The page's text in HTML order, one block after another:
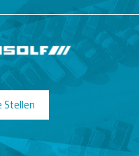
Stellen